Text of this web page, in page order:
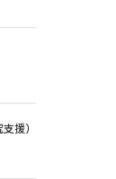
援）